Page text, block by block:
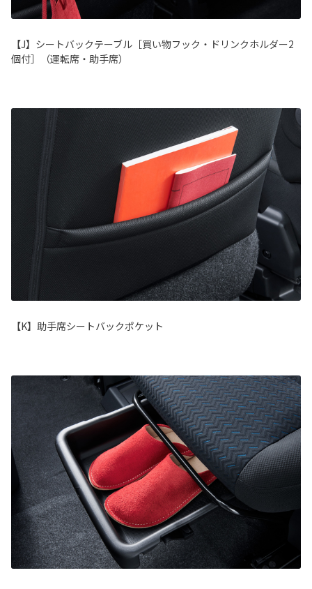
【J】シートバックテーブル［買い物フック・ドリンクホルダー2
個付］（運転席・助手席）
【K】助手席シートバックポケット